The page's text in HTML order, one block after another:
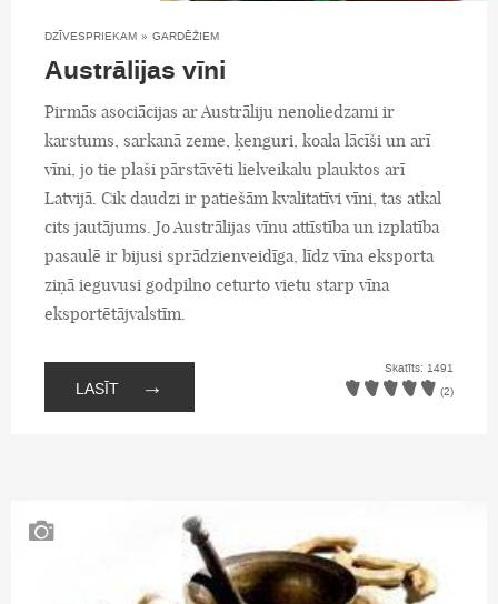
DZĪVESPRIEKAM » GARDĒŽIEM
Austrālijas vīni
Pirmās asociācijas ar Austrāliju nenoliedzami ir
karstums, sarkanā zeme, ķenguri, koala lācīši un arī
vīni, jo tie plaši pārstāvēti lielveikalu plauktos arī
Latvijā. Cik daudzi ir patiešām kvalitatīvi vīni, tas atkal
cits jautājums. Jo Austrālijas vīnu attīstība un izplatība
pasaulē ir bijusi sprādzienveidīga, līdz vīna eksporta
ziņā ieguvusi godpilno ceturto vietu starp vīna
eksportētājvalstīm.
LASĪT →
Skatīts: 1491
(2)